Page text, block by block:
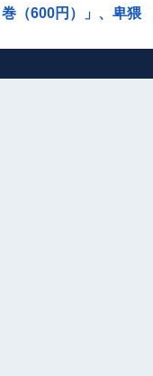
（600円）」、卑猥